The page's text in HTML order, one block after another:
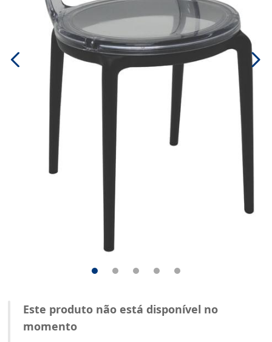
Este produto não está disponível no
momento